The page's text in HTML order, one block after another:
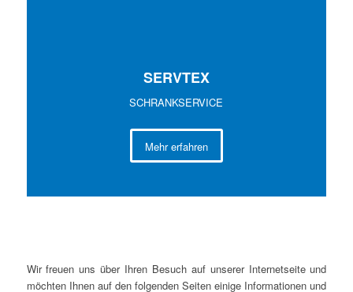
SERVTEX
SCHRANKSERVICE
Mehr erfahren
Wir freuen uns über Ihren Besuch auf unserer Internetseite und
möchten Ihnen auf den folgenden Seiten einige Informationen und